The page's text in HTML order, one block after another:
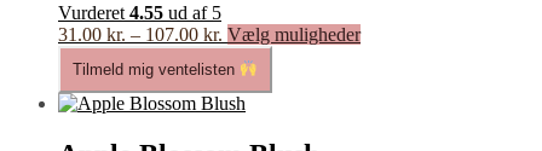
Vurderet 4.55 ud af 5
31.00 kr. – 107.00 kr. Prisinterval:
31.00 kr.
til
107.00 kr.
Vælg mulighederDette
Tilmeld mig ventelisten